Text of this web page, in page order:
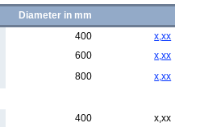
Diameter in mm
400
x,xx
600
x,xx
800
x,xx
400
x,xx